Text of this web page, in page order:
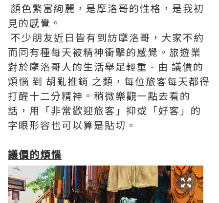
顏色繁富絢麗，是摩洛哥的性格，是我初
見的感覺。
不少朋友近日皆有到訪摩洛哥，大家不約
而同有種每天被精神衝擊的感覺。旅遊業
對於摩洛哥人的生活舉足輕重 - 由 議價的
煩惱 到 胡亂推銷 之類，每位旅客每天都得
打醒十二分精神。稍微樂觀一點去看的
話，用「非常歡迎旅客」抑或「好客」的
字眼形容也可以算是貼切。
議價的煩惱